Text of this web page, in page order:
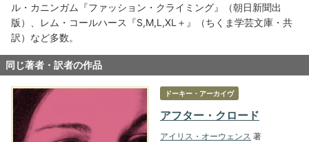
ル・カニンガム『ファッション・クライミング』（朝日新聞出
版）、レム・コールハース『S,M,L,XL＋』（ちくま学芸文庫・共
訳）など多数。
同じ著者・訳者の作品
ドーキー・アーカイヴ
アフター・クロード
アイリス・オーウェンス 著